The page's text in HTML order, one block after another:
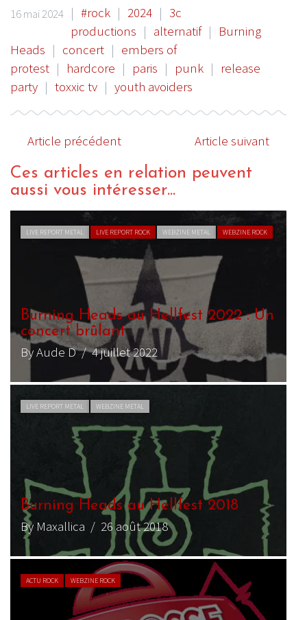
16 mai 2024 | #rock | 2024 | 3c
productions | alternatif | Burning
Heads | concert | embers of
protest | hardcore | paris | punk | release
party | toxxic tv | youth avoiders
Article précédent Article suivant
Ces articles en relation peuvent
aussi vous intéresser...
LIVE REPORT METAL LIVE REPORT ROCK WEBZINE METAL WEBZINE ROCK
Burning Heads au Hellfest 2022 : Un
concert brûlant
By Aude D/ 4 juillet 2022
LIVE REPORT METAL WEBZINE METAL
Burning Heads au Hellfest 2018
By Maxallica / 26 août 2018
ACTU ROCK WEBZINE ROCK